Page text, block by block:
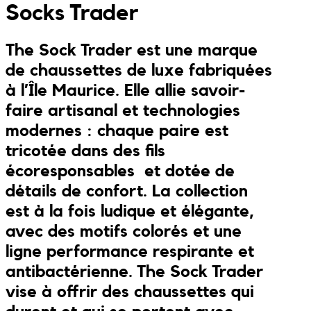
Socks Trader
The Sock Trader est une marque
de chaussettes de luxe fabriquées
à l’Île Maurice. Elle allie savoir-
faire artisanal et technologies
modernes : chaque paire est
tricotée dans des fils
écoresponsables et dotée de
détails de confort. La collection
est à la fois ludique et élégante,
avec des motifs colorés et une
ligne performance respirante et
antibactérienne. The Sock Trader
vise à offrir des chaussettes qui
Sandales
Maillots de bain
Ensembles
Kreasion
Le P’tit Atelier
Le Rendez-Vous
Libertie
Lilakoo
L’Atelier de Lilou
MANIfest